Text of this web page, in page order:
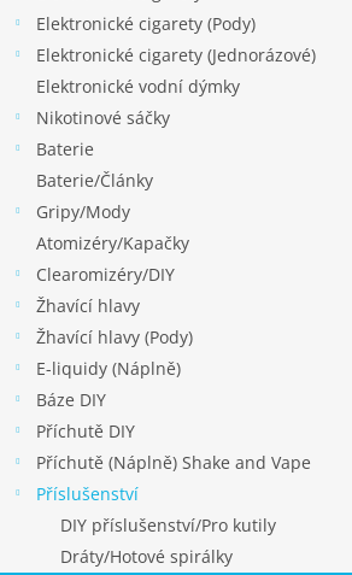
Elektronické cigarety (Pody)
Elektronické cigarety (Jednorázové)
Elektronické vodní dýmky
Nikotinové sáčky
Baterie
Baterie/Články
Gripy/Mody
Atomizéry/Kapačky
Clearomizéry/DIY
Žhavící hlavy
Žhavící hlavy (Pody)
E-liquidy (Náplně)
Báze DIY
Příchutě DIY
Příchutě (Náplně) Shake and Vape
Příslušenství
DIY příslušenství/Pro kutily
Dráty/Hotové spirálky